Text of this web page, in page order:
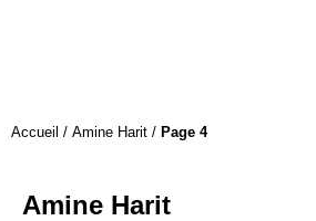
Accueil / Amine Harit / Page 4
Amine Harit